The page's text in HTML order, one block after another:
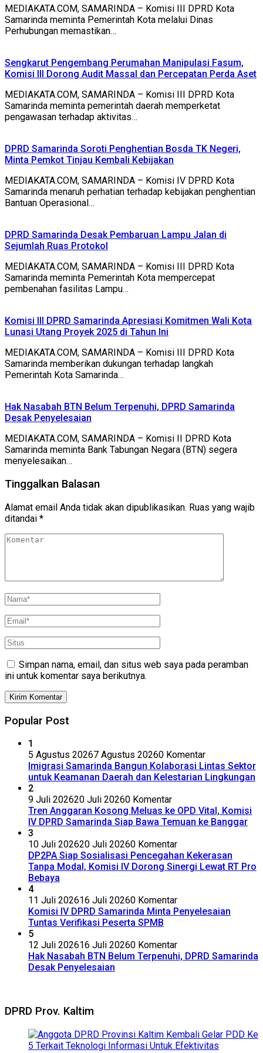
MEDIAKATA.COM, SAMARINDA – Komisi III DPRD Kota
Samarinda meminta Pemerintah Kota melalui Dinas
Perhubungan memastikan…
Sengkarut Pengembang Perumahan Manipulasi Fasum,
Komisi III Dorong Audit Massal dan Percepatan Perda Aset
MEDIAKATA.COM, SAMARINDA – Komisi III DPRD Kota
Samarinda meminta pemerintah daerah memperketat
pengawasan terhadap aktivitas…
DPRD Samarinda Soroti Penghentian Bosda TK Negeri,
Minta Pemkot Tinjau Kembali Kebijakan
MEDIAKATA.COM, SAMARINDA – Komisi IV DPRD Kota
Samarinda menaruh perhatian terhadap kebijakan penghentian
Bantuan Operasional…
DPRD Samarinda Desak Pembaruan Lampu Jalan di
Sejumlah Ruas Protokol
MEDIAKATA.COM, SAMARINDA – Komisi III DPRD Kota
Samarinda meminta Pemerintah Kota mempercepat
pembenahan fasilitas Lampu…
Komisi III DPRD Samarinda Apresiasi Komitmen Wali Kota
Lunasi Utang Proyek 2025 di Tahun Ini
MEDIAKATA.COM, SAMARINDA – Komisi III DPRD Kota
Samarinda memberikan dukungan terhadap langkah
Pemerintah Kota Samarinda…
Hak Nasabah BTN Belum Terpenuhi, DPRD Samarinda
Desak Penyelesaian
MEDIAKATA.COM, SAMARINDA – Komisi II DPRD Kota
Samarinda meminta Bank Tabungan Negara (BTN) segera
menyelesaikan…
Tinggalkan Balasan
Alamat email Anda tidak akan dipublikasikan. Ruas yang wajib
ditandai *
Simpan nama, email, dan situs web saya pada peramban
ini untuk komentar saya berikutnya.
Popular Post
1
5 Agustus 20267 Agustus 20260 Komentar
Imigrasi Samarinda Bangun Kolaborasi Lintas Sektor
untuk Keamanan Daerah dan Kelestarian Lingkungan
2
9 Juli 202620 Juli 20260 Komentar
Tren Anggaran Kosong Meluas ke OPD Vital, Komisi
IV DPRD Samarinda Siap Bawa Temuan ke Banggar
3
10 Juli 202620 Juli 20260 Komentar
DP2PA Siap Sosialisasi Pencegahan Kekerasan
Tanpa Modal, Komisi IV Dorong Sinergi Lewat RT Pro
Bebaya
4
11 Juli 202616 Juli 20260 Komentar
Komisi IV DPRD Samarinda Minta Penyelesaian
Tuntas Verifikasi Peserta SPMB
5
12 Juli 202616 Juli 20260 Komentar
Hak Nasabah BTN Belum Terpenuhi, DPRD Samarinda
Desak Penyelesaian
DPRD Prov. Kaltim